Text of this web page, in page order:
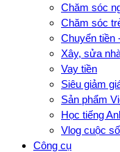
Chăm sóc
Chăm sóc
Chuyển tiền
Xây, sửa
Vay tiền
Siêu giảm
Sản phẩm
Học tiếng
Vlog cuộc
Công cụ